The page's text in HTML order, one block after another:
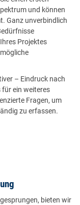
und können
Ganz unverbindlich
Projektes
– Eindruck nach
ein weiteres
Fragen, um
zu erfassen.
bieten wir